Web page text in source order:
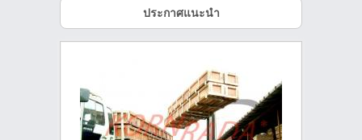
ประกาศแนะนำ